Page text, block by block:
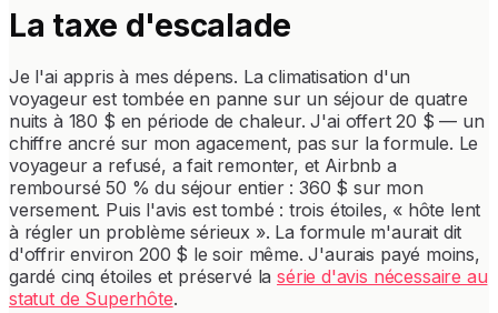
La taxe d'escalade
Je l'ai appris à mes dépens. La climatisation d'un
voyageur est tombée en panne sur un séjour de quatre
nuits à 180 $ en période de chaleur. J'ai offert 20 $ — un
chiffre ancré sur mon agacement, pas sur la formule. Le
voyageur a refusé, a fait remonter, et Airbnb a
remboursé 50 % du séjour entier : 360 $ sur mon
versement. Puis l'avis est tombé : trois étoiles, « hôte lent
à régler un problème sérieux ». La formule m'aurait dit
d'offrir environ 200 $ le soir même. J'aurais payé moins,
gardé cinq étoiles et préservé lasérie d'avis nécessaire au
statut de Superhôte.